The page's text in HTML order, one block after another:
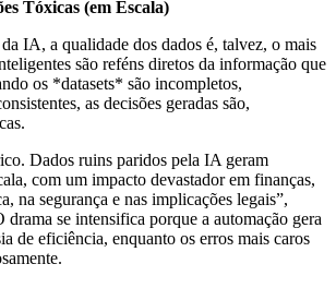
Tóxicas (em Escala)
IA, a qualidade dos dados é, talvez, o mais
são reféns diretos da informação que
os *datasets* são incompletos,
as decisões geradas são,
Dados ruins paridos pela IA geram
com um impacto devastador em finanças,
na segurança e nas implicações legais”,
se intensifica porque a automação gera
de eficiência, enquanto os erros mais caros